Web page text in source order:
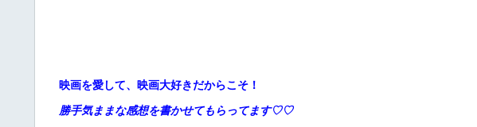
映画を愛して、映画大好きだからこそ！
勝手気ままな感想を書かせてもらってます♡♡